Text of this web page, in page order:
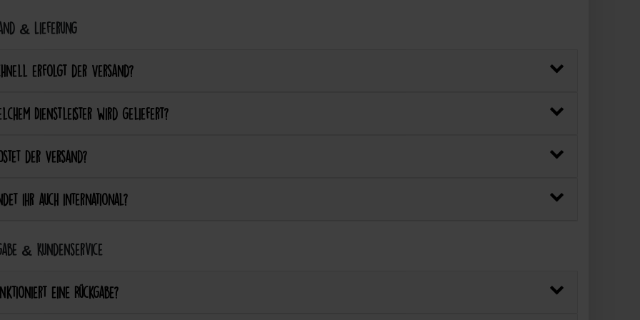
& Lieferung
erfolgt der Versand?
Dienstleister wird geliefert?
der Versand?
ihr auch international?
& Kundenservice
eine Rückgabe?